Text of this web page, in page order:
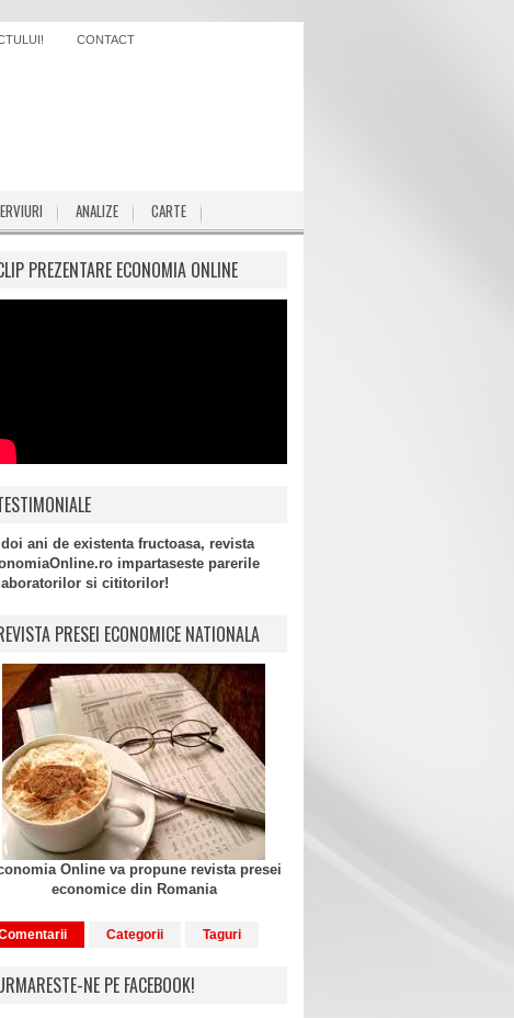
CONTACT
ANALIZE CARTE
PREZENTARE ECONOMIA ONLINE
doi ani de existenta fructoasa, revista
impartaseste parerile
si cititorilor!
PRESEI ECONOMICE NATIONALA
Online va propune revista presei
economice din Romania
Categorii Taguri
NE PE FACEBOOK!